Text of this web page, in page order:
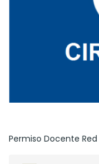
Permiso Docente